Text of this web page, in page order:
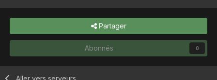
Partager
Abonnés 0
Aller vers serveurs